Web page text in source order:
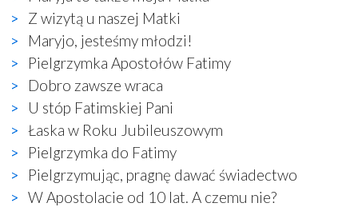
tuż przy nowej bazylice wielkim krzyżu, na którym
zamiast Chrystusa umieszczono dziwaczną postać jakby
wyjętą ze starożytnych hieroglifów? W kulturowym
kontekście naszych czasów to raczej karykatura niż godny
wizerunek Zbawiciela…
Zatem nawet w bezpośrednim otoczeniu sanktuarium
naocznie przekonaliśmy się, że wewnątrz Kościoła toczy
się ogromna walka o kształt katolicyzmu i o serca
wierzących. Do czego to zmaganie może prowadzić,
widzieliśmy w urokliwym, niewielkim mieście Obidos,
gdzie w miejscu dawnego kościoła działa dzisiaj…
księgarnia.
Z wizytą u naszej Matki
Maryjo, jesteśmy młodzi!
Pielgrzymka Apostołów Fatimy
Dobro zawsze wraca
U stóp Fatimskiej Pani
Łaska w Roku Jubileuszowym
Pielgrzymka do Fatimy
Pielgrzymując, pragnę dawać świadectwo
W Apostolacie od 10 lat. A czemu nie?